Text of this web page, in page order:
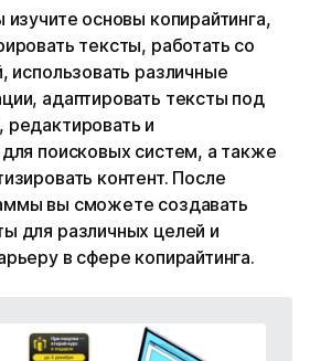
основы копирайтинга,
тексты, работать со
использовать различные
адаптировать тексты под
и
поисковых систем, а также
контент. После
вы сможете создавать
для различных целей и
в сфере копирайтинга.